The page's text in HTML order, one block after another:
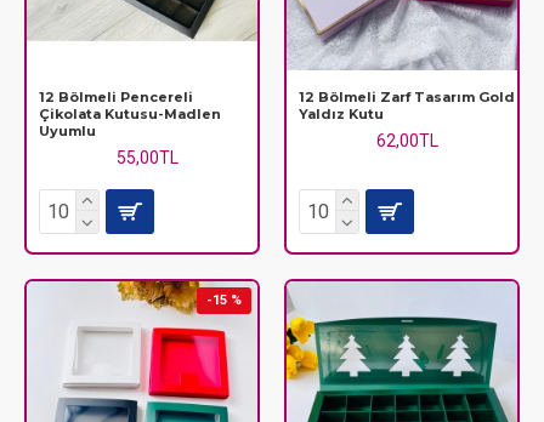
12 Bölmeli Pencereli
Çikolata Kutusu-Madlen
Uyumlu
55,00TL
12 Bölmeli Zarf Tasarım Gold
Yaldız Kutu
62,00TL
-15 %